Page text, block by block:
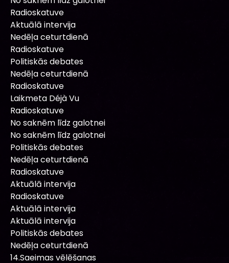
Radioskatuve
Aktuālā intervija
Nedēļa ceturtdienā
Radioskatuve
Politiskās debates
Nedēļa ceturtdienā
Radioskatuve
Laikmeta Déjà Vu
Radioskatuve
No saknēm līdz galotnei
No saknēm līdz galotnei
Politiskās debates
Nedēļa ceturtdienā
Radioskatuve
Aktuālā intervija
Radioskatuve
Aktuālā intervija
Aktuālā intervija
Politiskās debates
Nedēļa ceturtdienā
14.Saeimas vēlēšanas